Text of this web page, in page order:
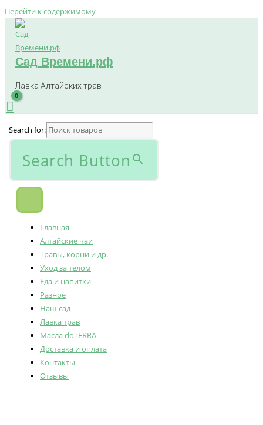
Перейти к содержимому
Сад Времени.рф
Лавка Алтайских трав
Search for:
Search Button
Главная
Алтайские чаи
Травы, корни и др.
Уход за телом
Еда и напитки
Разное
Наш сад
Лавка трав
Масла dōTERRA
Доставка и оплата
Контакты
Отзывы